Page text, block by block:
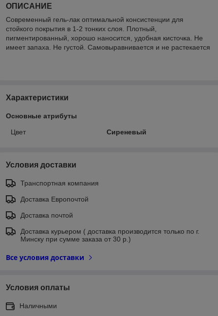
ОПИСАНИЕ
Современный гель-лак оптимальной консистенции для
стойкого покрытия в 1-2 тонких слоя. Плотный,
пигментированный, хорошо наносится, удобная кисточка. Не
имеет запаха. Не густой. Самовыравнивается и не растекается
Характеристики
Основные атрибуты
Цвет Сиреневый
Условия доставки
Транспортная компания
Доставка Европочтой
Доставка почтой
Доставка курьером ( доставка производится только по г.
Минску при сумме заказа от 30 р.)
Все условия доставки
Условия оплаты
Наличными